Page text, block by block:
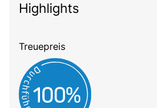
Highlights
Treuepreis